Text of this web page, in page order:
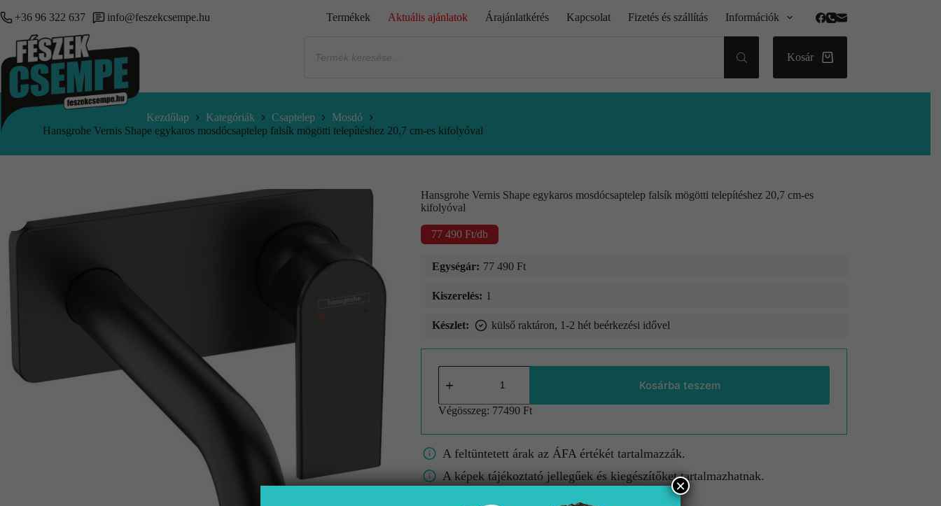
+36 96 322 637 info@feszekcsempe.hu Termékek Aktuális ajánlatok Árajánlatkérés Kapcsolat Fizetés és szállítás Információk
Kosár
Kezdőlap Kategóriák Csaptelep
Mosdó
Hansgrohe Vernis Shape egykaros mosdócsaptelep falsík mögötti telepítéshez 20,7 cm-es kifolyóval
Hansgrohe Vernis Shape egykaros mosdócsaptelep falsík mögötti telepítéshez 20,7 cm-es
kifolyóval
77 490 Ft/db
Egységár: 77 490 Ft
Kiszerelés: 1
Készlet: külső raktáron, 1-2 hét beérkezési idővel
Kosárba teszem
Végösszeg: 77490 Ft
A feltüntetett árak az ÁFA értékét tartalmazzák.
A képek tájékoztató jellegűek és kiegészítőket tartalmazhatnak.
A színek/minták a valóságban eltérhetnek.
×